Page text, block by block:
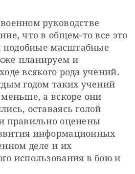
руководстве
что в общем-то все это
подобные масштабные
планируем и
всякого рода учений.
годом таких учений
меньше, а вскоре они
оставаясь голой
правильно оценены
информационных
деле и их
использования в бою и